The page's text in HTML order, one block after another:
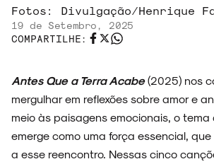
Fotos: Divulgação/Henrique
19 de Setembro, 2025
COMPARTILHE:
Antes Que a Terra Acabe(2025) nos
mergulhar em reflexões sobre amor e
meio às paisagens emocionais, o
emerge como uma força essencial,
a esse reencontro. Nessas cinco